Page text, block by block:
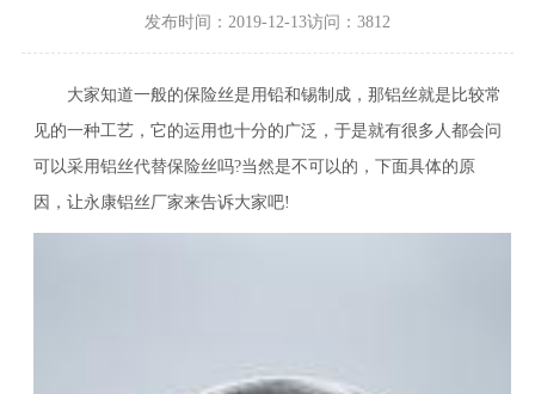
发布时间：2019-12-13访问：3812
大家知道一般的保险丝是用铅和锡制成，那铝丝就是比较常
见的一种工艺，它的运用也十分的广泛，于是就有很多人都会问
可以采用铝丝代替保险丝吗?当然是不可以的，下面具体的原
因，让永康铝丝厂家来告诉大家吧!